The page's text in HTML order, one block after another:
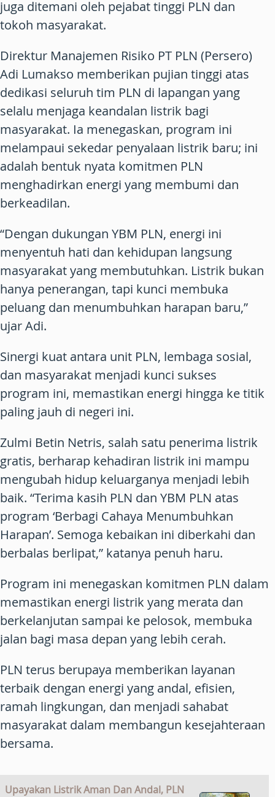
juga ditemani oleh pejabat tinggi PLN dan
tokoh masyarakat.
Direktur Manajemen Risiko PT PLN (Persero)
Adi Lumakso memberikan pujian tinggi atas
dedikasi seluruh tim PLN di lapangan yang
selalu menjaga keandalan listrik bagi
masyarakat. Ia menegaskan, program ini
melampaui sekedar penyalaan listrik baru; ini
adalah bentuk nyata komitmen PLN
menghadirkan energi yang membumi dan
berkeadilan.
“Dengan dukungan YBM PLN, energi ini
menyentuh hati dan kehidupan langsung
masyarakat yang membutuhkan. Listrik bukan
hanya penerangan, tapi kunci membuka
peluang dan menumbuhkan harapan baru,”
ujar Adi.
Sinergi kuat antara unit PLN, lembaga sosial,
dan masyarakat menjadi kunci sukses
program ini, memastikan energi hingga ke titik
paling jauh di negeri ini.
Zulmi Betin Netris, salah satu penerima listrik
gratis, berharap kehadiran listrik ini mampu
mengubah hidup keluarganya menjadi lebih
baik. “Terima kasih PLN dan YBM PLN atas
program ‘Berbagi Cahaya Menumbuhkan
Harapan’. Semoga kebaikan ini diberkahi dan
berbalas berlipat,” katanya penuh haru.
Program ini menegaskan komitmen PLN dalam
memastikan energi listrik yang merata dan
berkelanjutan sampai ke pelosok, membuka
jalan bagi masa depan yang lebih cerah.
PLN terus berupaya memberikan layanan
terbaik dengan energi yang andal, efisien,
ramah lingkungan, dan menjadi sahabat
masyarakat dalam membangun kesejahteraan
bersama.
Upayakan Listrik Aman Dan Andal, PLN